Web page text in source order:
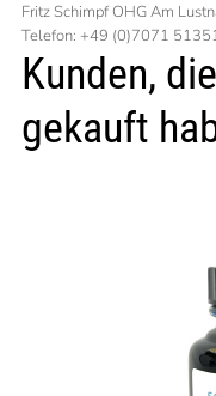
Fritz Schimpf OHG Am
Telefon: +49 (0)7071
Kunden,
gekauft